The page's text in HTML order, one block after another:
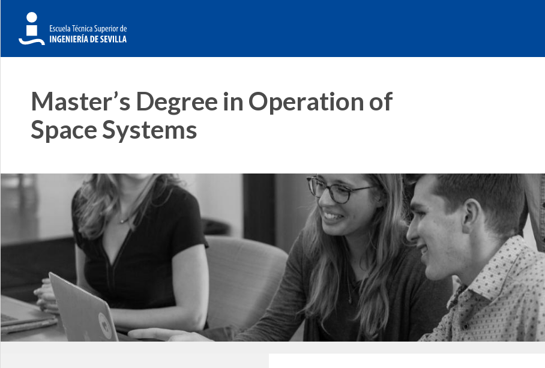
Master’s Degree in Operation of
Space Systems